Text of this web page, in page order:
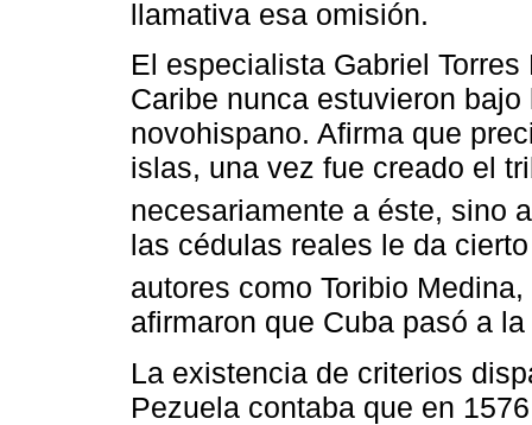
llamativa esa omisión.
El especialista Gabriel
Caribe nunca estuvieron
novohispano. Afirma que
islas, una vez fue creado el
necesariamente a éste, sino
las cédulas reales le da
autores como Toribio
afirmaron que Cuba pasó a
La existencia de criterios
Pezuela contaba que en